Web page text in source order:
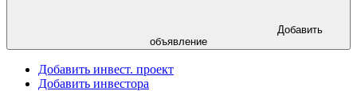
объявление
Добавить инвест. проект
Добавить инвестора